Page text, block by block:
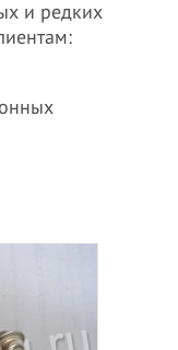
и редких